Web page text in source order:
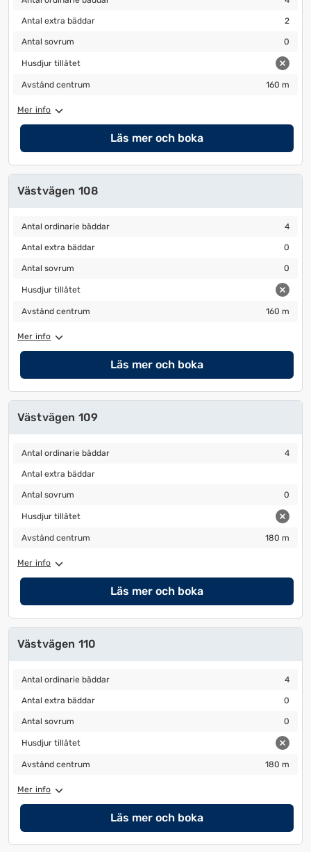
Antal extra bäddar
Antal extra bäddar 2
Antal sovrum
Antal sovrum 0
Husdjur tillåtet
Husdjur tillåtet
Avstånd centrum
Avstånd centrum 160 m
Mer info
Läs mer och boka
Västvägen 108
Antal ordinarie bäddar
Antal ordinarie bäddar 4
Antal extra bäddar
Antal extra bäddar 0
Antal sovrum
Antal sovrum 0
Husdjur tillåtet
Husdjur tillåtet
Avstånd centrum
Avstånd centrum 160 m
Mer info
Läs mer och boka
Västvägen 109
Antal ordinarie bäddar
Antal ordinarie bäddar 4
Antal extra bäddar
Antal extra bäddar
Antal sovrum
Antal sovrum 0
Husdjur tillåtet
Husdjur tillåtet
Avstånd centrum
Avstånd centrum 180 m
Mer info
Läs mer och boka
Västvägen 110
Antal ordinarie bäddar
Antal ordinarie bäddar 4
Antal extra bäddar
Antal extra bäddar 0
Antal sovrum
Antal sovrum 0
Husdjur tillåtet
Husdjur tillåtet
Avstånd centrum
Avstånd centrum 180 m
Mer info
Läs mer och boka